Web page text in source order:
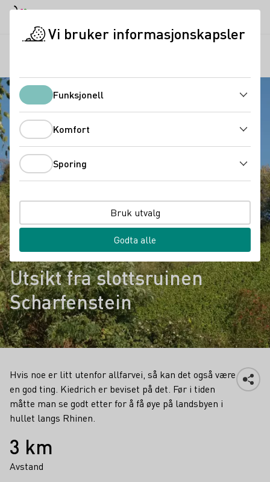
Utsikt fra slottsruinen
Scharfenstein
Hvis noe er litt utenfor allfarvei, så kan det også være
en god ting. Kiedrich er beviset på det. Før i tiden
måtte man se godt etter for å få øye på landsbyen i
hullet langs Rhinen.
Fakta
3 km
Avstand
Vi bruker informasjonskapsler
FunksjonellFunksjonell
Komfort
Sporing
Bruk utvalg
Godta alle